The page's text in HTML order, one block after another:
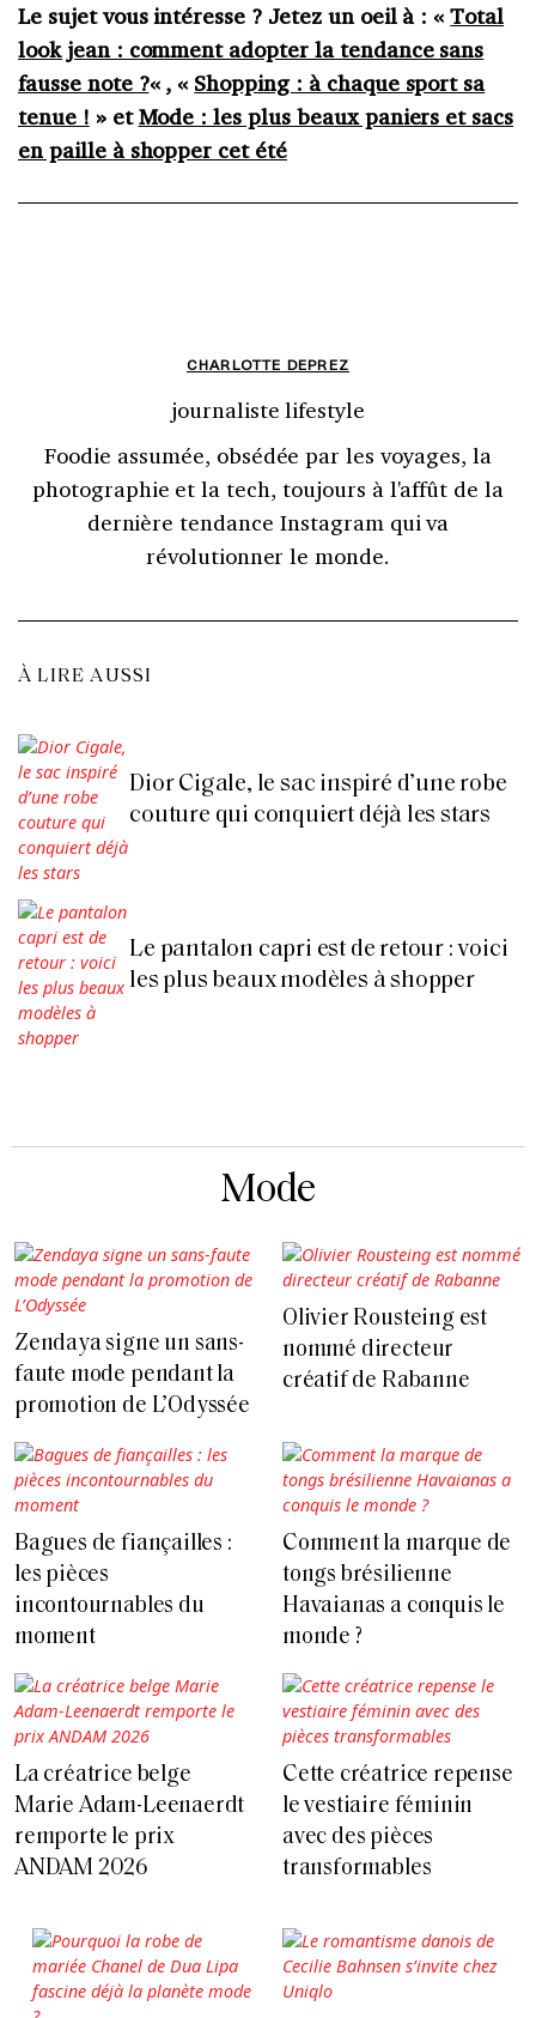
Le sujet vous intéresse ? Jetez un oeil à : «Total
look jean : comment adopter la tendance sans
fausse note ?« , « Shopping : à chaque sport sa
tenue ! » etMode : les plus beaux paniers et sacs
en paille à shopper cet été
CHARLOTTE DEPREZ
journaliste lifestyle
Foodie assumée, obsédée par les voyages, la
photographie et la tech, toujours à l'affût de la
dernière tendance Instagram qui va
révolutionner le monde.
À LIRE AUSSI
Dior Cigale, le sac inspiré d’une robe
couture qui conquiert déjà les stars
Le pantalon capri est de retour : voici
les plus beaux modèles à shopper
Mode
Zendaya signe un sans-
faute mode pendant la
promotion de L’Odyssée
Olivier Rousteing est
nommé directeur
créatif de Rabanne
Bagues de fiançailles :
les pièces
incontournables du
moment
Comment la marque de
tongs brésilienne
Havaianas a conquis le
monde ?
La créatrice belge
Marie Adam-Leenaerdt
remporte le prix
ANDAM 2026
Cette créatrice repense
le vestiaire féminin
avec des pièces
transformables